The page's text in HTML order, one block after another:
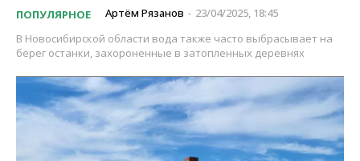
ПОПУЛЯРНОЕ Артём Рязанов - 23/04/2025, 18:45
В Новосибирской области вода также часто выбрасывает на
берег останки, захороненные в затопленных деревнях